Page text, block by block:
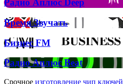
та
Брітні
Спірс
Аплюс
Deep
Радио Аплюс Deep
Время
Звучать
Время Звучать
Бизнес
Бизнес FM
Радио
Аплюс
Beat
Радио Аплюс Beat
Срочное изготовление чип ключей